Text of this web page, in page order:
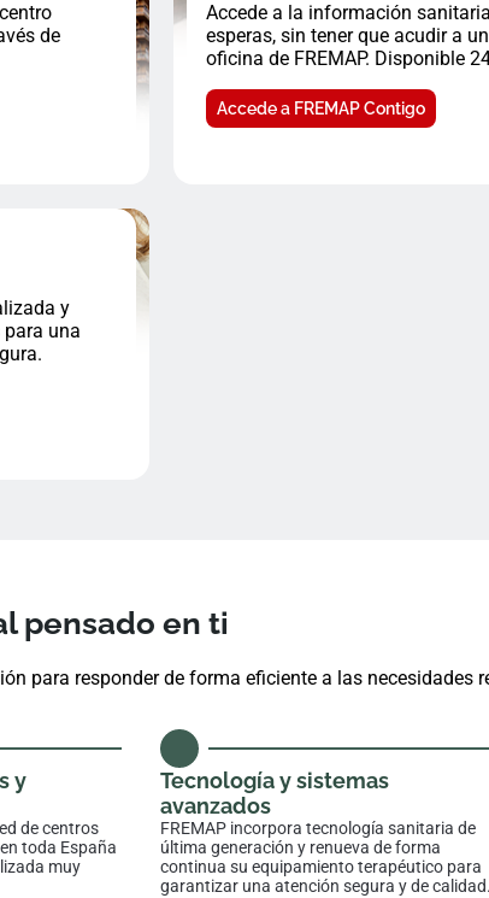
de
Accede a la información
esperas, sin tener que acudir a
oficina de FREMAP. Disponible
Accede a FREMAP Contigo
y
una
pensado en ti
para responder de forma eficiente a las necesidades
y
de centros
toda España
muy
Tecnología y sistemas
avanzados
FREMAP incorpora tecnología sanitaria de
última generación y renueva de forma
continua su equipamiento terapéutico para
garantizar una atención segura y de calidad.